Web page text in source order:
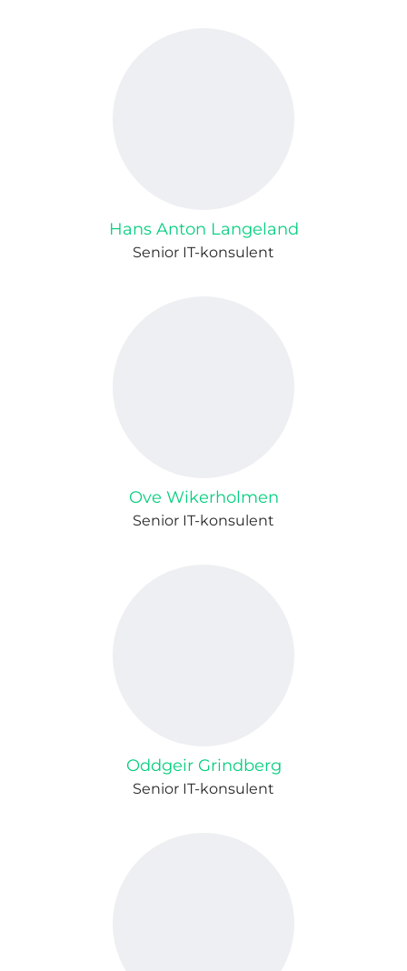
Hans Anton Langeland
Senior IT-konsulent
Ove Wikerholmen
Senior IT-konsulent
Oddgeir Grindberg
Senior IT-konsulent